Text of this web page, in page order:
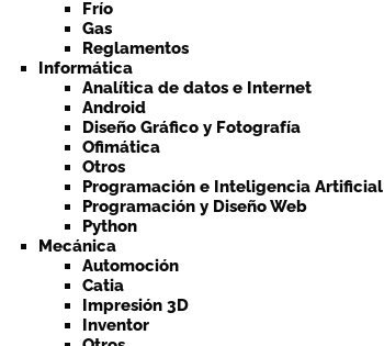
Frío
Gas
Reglamentos
Informática
Analítica de datos e Internet
Android
Diseño Gráfico y Fotografía
Ofimática
Otros
Programación e Inteligencia Artificial
Programación y Diseño Web
Python
Mecánica
Automoción
Catia
Impresión 3D
Inventor